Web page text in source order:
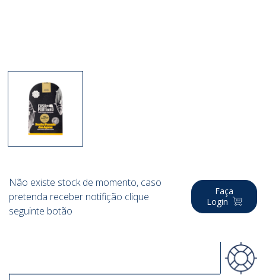
Não existe stock de momento, caso
pretenda receber notifição clique
seguinte botão
Faça
Login